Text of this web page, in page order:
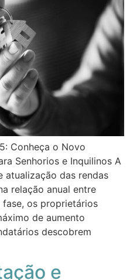
Conheça o Novo
Senhorios e Inquilinos A
das rendas
relação anual entre
fase, os proprietários
de aumento
descobrem
e